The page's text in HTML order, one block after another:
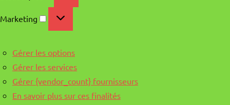
Marketing Marketing
Gérer les options
Gérer les services
Gérer {vendor_count} fournisseurs
En savoir plus sur ces finalités